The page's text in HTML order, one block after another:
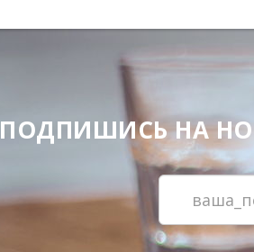
ПОДПИШИСЬ НА